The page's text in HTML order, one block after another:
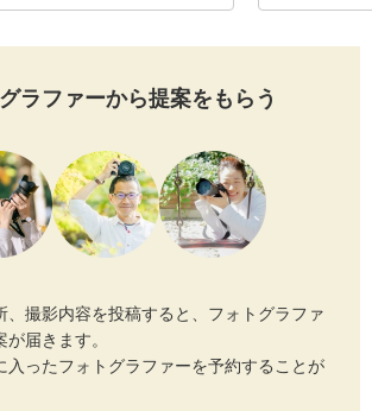
ラファーから提案をもらう
、撮影内容を投稿すると、フォトグラファ
届きます。
入ったフォトグラファーを予約することが